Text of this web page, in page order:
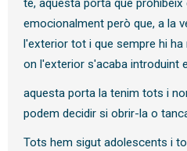
té, aquesta porta que prohibeix
emocionalment però que, a la
l'exterior tot i que sempre hi
on l'exterior s'acaba introduint
aquesta porta la tenim tots i
podem decidir si obrir-la o
Tots hem sigut adolescents i